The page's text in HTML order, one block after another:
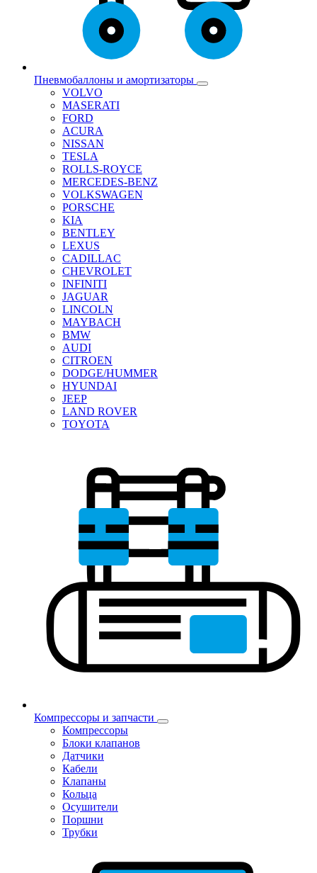
Пневмобаллоны и амортизаторы
VOLVO
MASERATI
FORD
ACURA
NISSAN
TESLA
ROLLS-ROYCE
MERCEDES-BENZ
VOLKSWAGEN
PORSCHE
KIA
BENTLEY
LEXUS
CADILLAC
CHEVROLET
INFINITI
JAGUAR
LINCOLN
MAYBACH
BMW
AUDI
CITROEN
DODGE/HUMMER
HYUNDAI
JEEP
LAND ROVER
TOYOTA
Компрессоры и запчасти
Компрессоры
Блоки клапанов
Датчики
Кабели
Клапаны
Кольца
Осушители
Поршни
Трубки